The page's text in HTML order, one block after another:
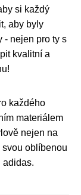
si každý
aby byly
- nejen pro ty s
kvalitní a
každého
materiálem
nejen na
svou oblíbenou
adidas.